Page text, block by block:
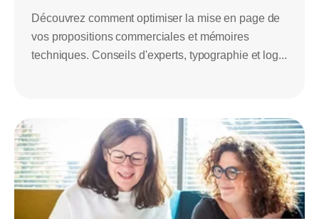
Découvrez comment optimiser la mise en page de
vos propositions commerciales et mémoires
techniques. Conseils d'experts, typographie et log...